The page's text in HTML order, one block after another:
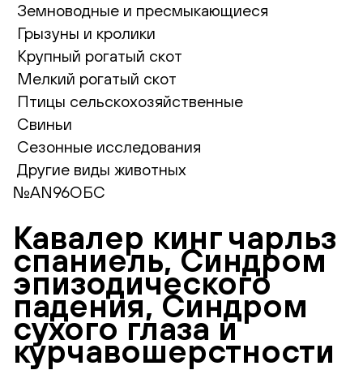
Земноводные и пресмыкающиеся
Грызуны и кролики
Крупный рогатый скот
Мелкий рогатый скот
Птицы сельскохозяйственные
Свиньи
Сезонные исследования
Другие виды животных
№AN96ОБС
Кавалер кинг чарльз
спаниель, Синдром
эпизодического
падения, Синдром
сухого глаза и
курчавошерстности